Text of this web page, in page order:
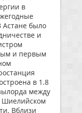
в
Астане было
и
и первым
в 1.8
между
Шиелийском
Вблизи